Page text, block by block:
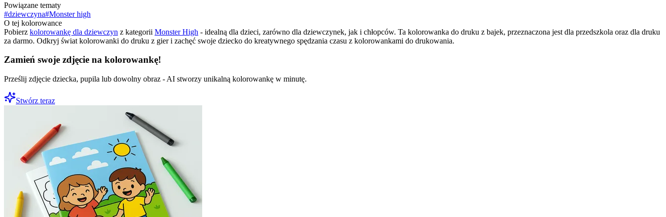
Powiązane tematy
#dziewczyna#Monster high
O tej kolorowance
Pobierz kolorowankę dla dziewczyn z kategorii Monster High - idealną dla dzieci, zarówno dla dziewczynek, jak i chłopców. Ta kolorowanka do druku z bajek, przeznaczona jest dla przedszkola oraz dla druku
za darmo. Odkryj świat kolorowanki do druku z gier i zachęć swoje dziecko do kreatywnego spędzania czasu z kolorowankami do drukowania.
Zamień swoje zdjęcie na kolorowankę!
Prześlij zdjęcie dziecka, pupila lub dowolny obraz - AI stworzy unikalną kolorowankę w minutę.
Stwórz teraz